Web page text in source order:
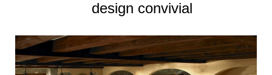
design convivial